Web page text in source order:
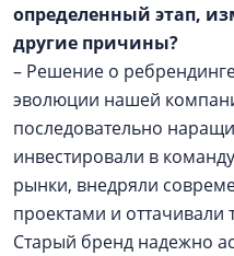
определенный этап,
другие причины?
– Решение о
эволюции нашей
последовательно
инвестировали в
рынки, внедряли
проектами и оттачивали
Старый бренд надежно